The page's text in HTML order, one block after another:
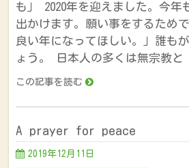
も」 2020年を迎えました。今年
出かけます。願い事をするため
良い年になってほしい。」誰も
ょう。 日本人の多くは無宗教
この記事を読む
A prayer for peace
2019年12月11日